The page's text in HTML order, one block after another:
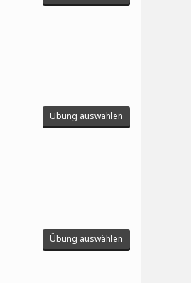
Übung auswählen
Übung auswählen